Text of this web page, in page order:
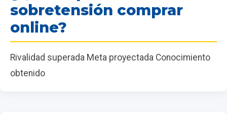
sobretensión comprar
online?
Rivalidad superada Meta proyectada Conocimiento
obtenido